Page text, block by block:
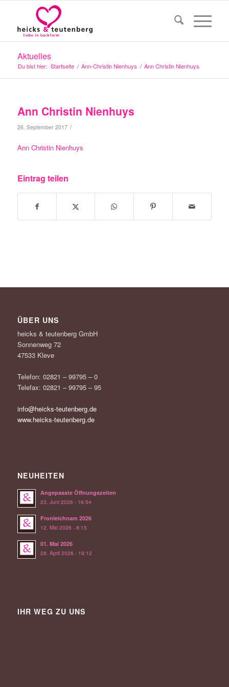
Aktuelles
Du bist hier: Startseite / Ann-Christin Nienhuys / Ann Christin Nienhuys
Ann Christin Nienhuys
26. September 2017 /
Ann Christin Nienhuys
Eintrag teilen
ÜBER UNS
heicks & teutenberg GmbH
Sonnenweg 72
47533 Kleve
Telefon: 02821 – 99795 – 0
Telefax: 02821 – 99795 – 95
info@heicks-teutenberg.de
www.heicks-teutenberg.de
NEUHEITEN
Angepasste Öffnungszeiten
23. Juni 2026 - 16:54
Fronleichnam 2026
12. Mai 2026 - 8:15
01. Mai 2026
28. April 2026 - 19:12
IHR WEG ZU UNS